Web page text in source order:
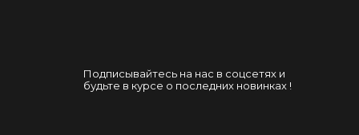
Подписывайтесь на нас в соцсетях и
будьте в курсе о последних новинках !